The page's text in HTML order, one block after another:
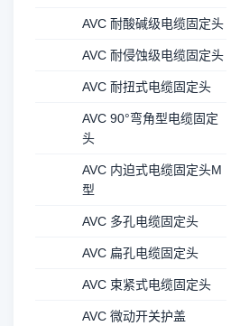
AVC 耐酸碱级电缆固定头
AVC 耐侵蚀级电缆固定头
AVC 耐扭式电缆固定头
AVC 90°弯角型电缆固定
头
AVC 内迫式电缆固定头M
型
AVC 多孔电缆固定头
AVC 扁孔电缆固定头
AVC 束紧式电缆固定头
AVC 微动开关护盖